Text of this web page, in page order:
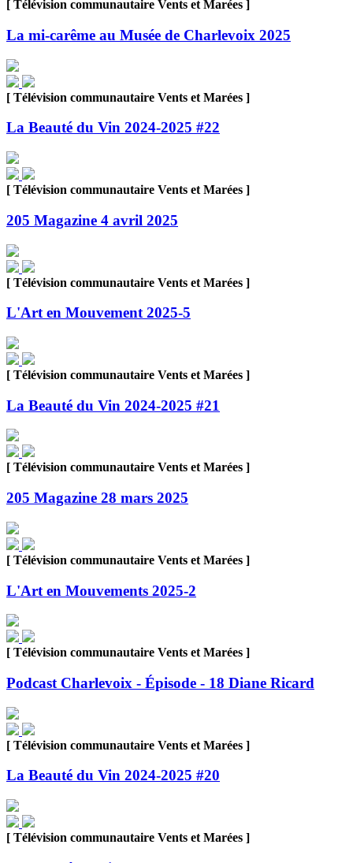
[ Télévision communautaire Vents et Marées ]
La mi-carême au Musée de Charlevoix 2025
[ Télévision communautaire Vents et Marées ]
La Beauté du Vin 2024-2025 #22
[ Télévision communautaire Vents et Marées ]
205 Magazine 4 avril 2025
[ Télévision communautaire Vents et Marées ]
L'Art en Mouvement 2025-5
[ Télévision communautaire Vents et Marées ]
La Beauté du Vin 2024-2025 #21
[ Télévision communautaire Vents et Marées ]
205 Magazine 28 mars 2025
[ Télévision communautaire Vents et Marées ]
L'Art en Mouvements 2025-2
[ Télévision communautaire Vents et Marées ]
Podcast Charlevoix - Épisode - 18 Diane Ricard
[ Télévision communautaire Vents et Marées ]
La Beauté du Vin 2024-2025 #20
[ Télévision communautaire Vents et Marées ]